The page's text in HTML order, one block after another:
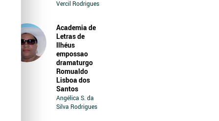
Vercil Rodrigues
Academia de
Letras de
Ilhéus
empossao
dramaturgo
Romualdo
Lisboa dos
Santos
Angélica S. da
Silva Rodrigues